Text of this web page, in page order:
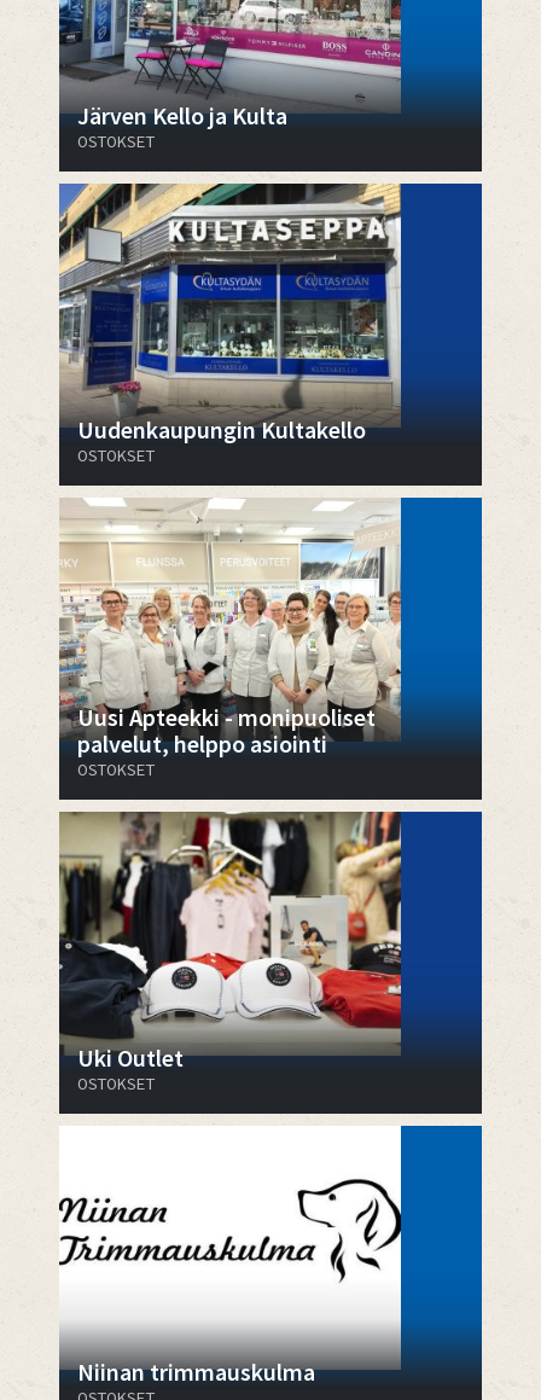
Järven Kello ja Kulta
OSTOKSET
Uudenkaupungin Kultakello
OSTOKSET
Uusi Apteekki - monipuoliset
palvelut, helppo asiointi
OSTOKSET
Uki Outlet
OSTOKSET
Niinan trimmauskulma